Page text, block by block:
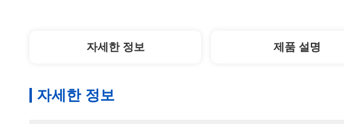
자세한 정보 제품 설명
자세한 정보